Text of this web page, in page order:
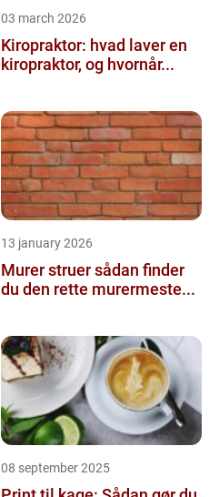
03 march 2026
Kiropraktor: hvad laver en
kiropraktor, og hvornår...
13 january 2026
Murer struer sådan finder
du den rette murermeste...
08 september 2025